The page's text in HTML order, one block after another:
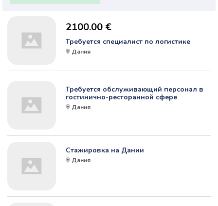
2100.00 €
Требуется специалист по логистике
Дания
Требуется обслуживающий персонал в
гостинично-ресторанной сфере
Дания
Стажировка на Дании
Дания